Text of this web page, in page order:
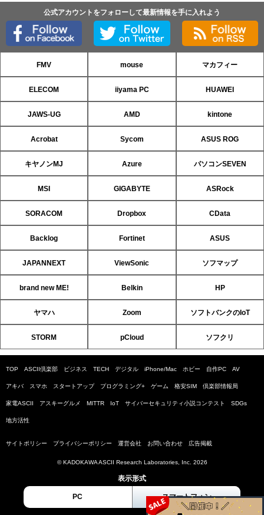
公式アカウントをフォローして最新情報を手に入れよう
FMV mouse マカフィー
ELECOM iiyama PC HUAWEI
JAWS-UG AMD kintone
Acrobat Sycom ASUS ROG
キヤノンMJ Azure パソコンSEVEN
MSI GIGABYTE ASRock
SORACOM Dropbox CData
Backlog Fortinet ASUS
JAPANNEXT ViewSonic ソフマップ
brand new ME! Belkin HP
ヤマハ Zoom ソフトバンクのIoT
STORM pCloud ソフクリ
TOP ASCII倶楽部 ビジネス TECH デジタル iPhone/Mac ホビー 自作PC AV
アキバ スマホ スタートアップ プログラミング+ ゲーム 格安SIM 倶楽部情報局
家電ASCII アスキーグルメ MITTR IoT サイバーセキュリティ小説コンテスト SDGs
地方活性
サイトポリシー プライバシーポリシー 運営会社 お問い合わせ 広告掲載
© KADOKAWA ASCII Research Laboratories, Inc. 2026
表示形式
PC スマートフォン